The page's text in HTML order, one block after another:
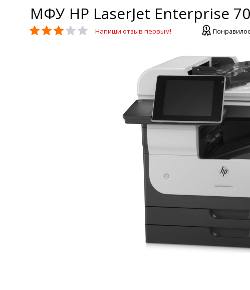
МФУ HP LaserJet Enterprise
Напиши отзыв первым!